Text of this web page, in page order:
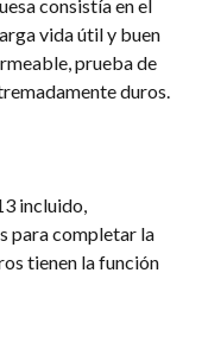
consistía en el
vida útil y buen
prueba de
duros.
incluido,
para completar la
tienen la función